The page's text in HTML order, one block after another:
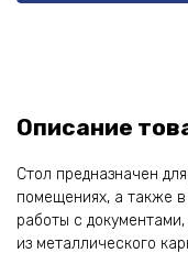
Описание
Стол предназначен
помещениях, а также
работы с
из металлического